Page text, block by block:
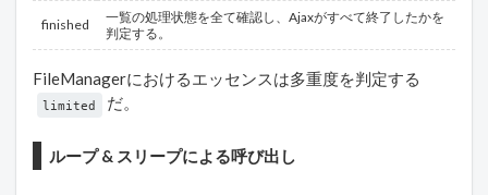
finished
一覧の処理状態を全て確認し、Ajaxがすべて終了したかを
判定する。
FileManagerにおけるエッセンスは多重度を判定する
limited だ。
ループ & スリープによる呼び出し